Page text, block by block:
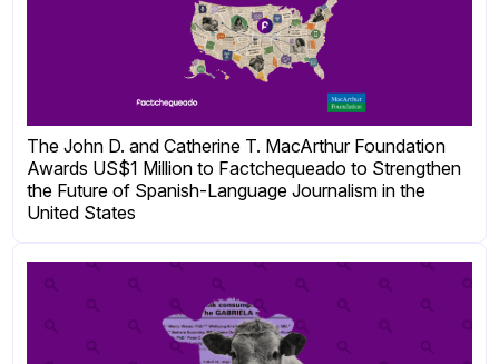
The John D. and Catherine T. MacArthur Foundation
Awards US$1 Million to Factchequeado to Strengthen
the Future of Spanish-Language Journalism in the
United States